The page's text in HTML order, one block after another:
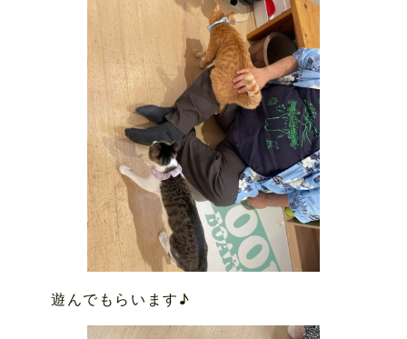
遊んでもらいます♪